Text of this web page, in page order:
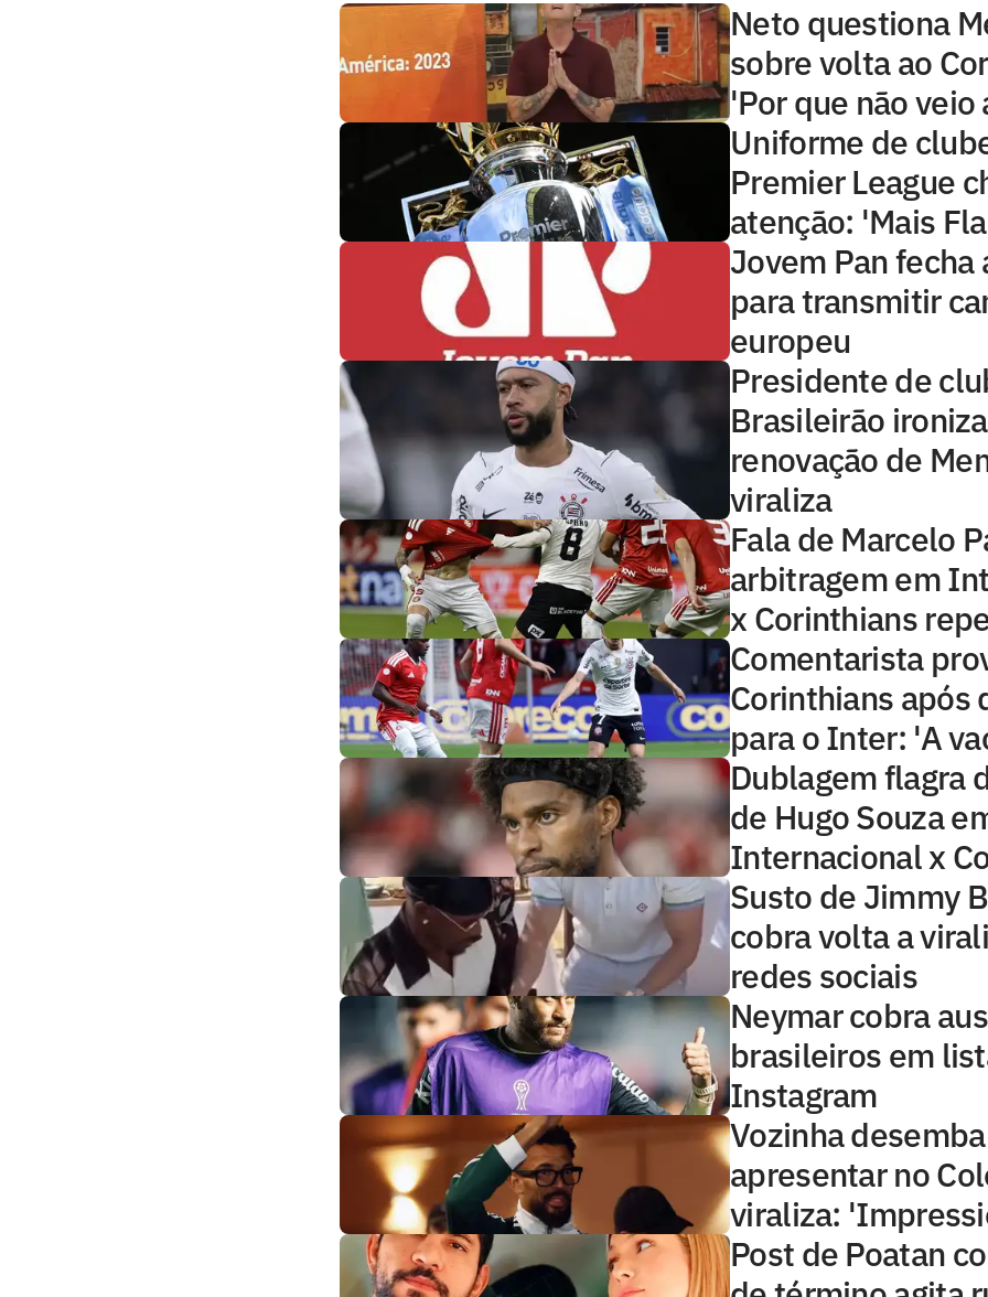
Neto questiona
sobre volta ao
'Por que não veio
Uniforme de
Premier League
atenção: 'Mais
Jovem Pan fecha
para transmitir
europeu
Presidente de
Brasileirão ironiza
renovação de
viraliza
Fala de Marcelo
arbitragem em
x Corinthians
Comentarista
Corinthians após
para o Inter: 'A
Dublagem flagra
de Hugo Souza
Internacional x
Susto de Jimmy
cobra volta a
redes sociais
Neymar cobra
brasileiros em
Instagram
Vozinha
apresentar no
viraliza:
Post de Poatan